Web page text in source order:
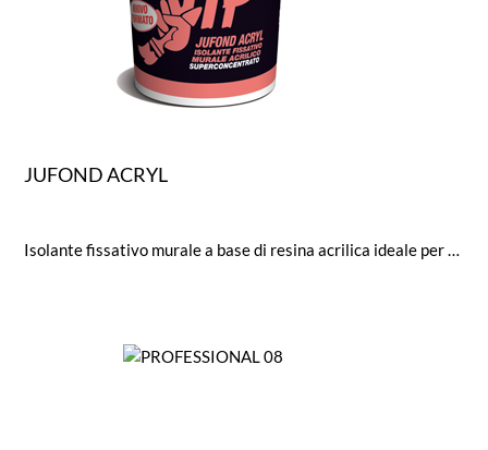
JUFOND ACRYL
Isolante fissativo murale a base di resina acrilica ideale per superfici murali vecchie e nuove. Altamente concentrato.